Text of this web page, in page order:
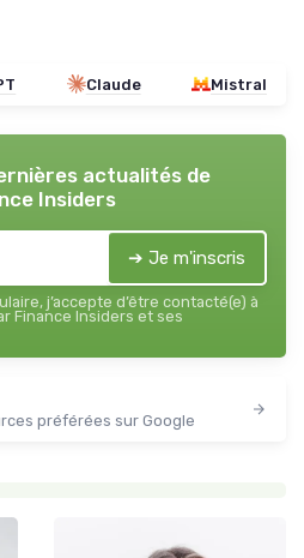
Claude Mistral
actualités de
Insiders
➔ Je m'inscris
j’accepte d’être contacté(e) à
Finance Insiders et ses
préférées sur Google